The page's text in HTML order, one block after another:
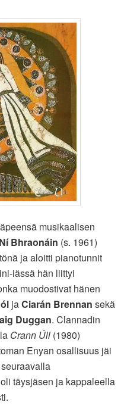
musikaalisen
Bhraonáin (s. 1961)
ja aloitti pianotunnit
iässä hän liittyi
muodostivat hänen
jaCiarán Brennan sekä
Duggan. Clannadin
Crann Úll (1980)
Enyan osallisuus jäi
täysjäsen ja kappaleella